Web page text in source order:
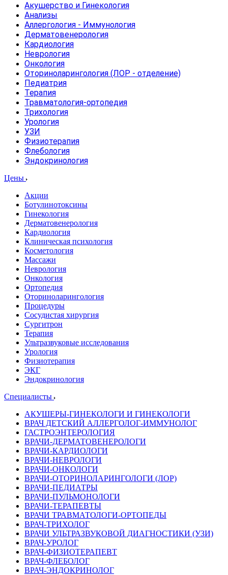
Акушерство и Гинекология
Анализы
Аллергология - Иммунология
Дерматовенерология
Кардиология
Неврология
Онкология
Оториноларингология (ЛОР - отделение)
Педиатрия
Терапия
Травматология-ортопедия
Трихология
Урология
УЗИ
Физиотерапия
Флебология
Эндокринология
Цены
Акции
Ботулинотоксины
Гинекология
Дерматовенерология
Кардиология
Клиническая психология
Косметология
Массажи
Неврология
Онкология
Ортопедия
Оториноларингология
Процедуры
Сосудистая хирургия
Сургитрон
Терапия
Ультразвуковые исследования
Урология
Физиотерапия
ЭКГ
Эндокринология
Специалисты
АКУШЕРЫ-ГИНЕКОЛОГИ И ГИНЕКОЛОГИ
ВРАЧ ДЕТСКИЙ АЛЛЕРГОЛОГ-ИММУНОЛОГ
ГАСТРОЭНТЕРОЛОГИЯ
ВРАЧИ-ДЕРМАТОВЕНЕРОЛОГИ
ВРАЧИ-КАРДИОЛОГИ
ВРАЧИ-НЕВРОЛОГИ
ВРАЧИ-ОНКОЛОГИ
ВРАЧИ-ОТОРИНОЛАРИНГОЛОГИ (ЛОР)
ВРАЧИ-ПЕДИАТРЫ
ВРАЧИ-ПУЛЬМОНОЛОГИ
ВРАЧИ-ТЕРАПЕВТЫ
ВРАЧИ ТРАВМАТОЛОГИ-ОРТОПЕДЫ
ВРАЧ-ТРИХОЛОГ
ВРАЧИ УЛЬТРАЗВУКОВОЙ ДИАГНОСТИКИ (УЗИ)
ВРАЧ-УРОЛОГ
ВРАЧ-ФИЗИОТЕРАПЕВТ
ВРАЧ-ФЛЕБОЛОГ
ВРАЧ-ЭНДОКРИНОЛОГ